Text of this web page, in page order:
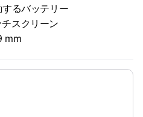
るバッテリー
スクリーン
mm